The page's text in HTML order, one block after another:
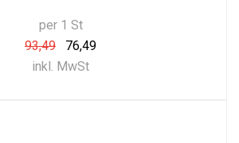
per 1 St
93,49
76,49
inkl. MwSt